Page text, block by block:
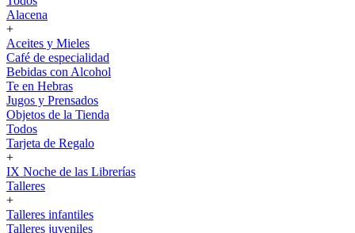
Alacena
+
Aceites y Mieles
Café de especialidad
Bebidas con Alcohol
Te en Hebras
Jugos y Prensados
Objetos de la Tienda
Todos
Tarjeta de Regalo
+
IX Noche de las Librerías
Talleres
+
Talleres infantiles
Talleres juveniles